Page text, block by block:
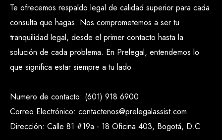
Te ofrecemos respaldo legal de calidad superior para cada
consulta que hagas. Nos comprometemos a ser tu
tranquilidad legal, desde el primer contacto hasta la
solución de cada problema. En Prelegal, entendemos lo
que significa estar siempre a tu lado
Numero de contacto: (601) 918 6900
Correo Electrónico: contactenos@prelegalassist.com
Dirección: Calle 81 #19a - 18 Oficina 403, Bogotá, D.C